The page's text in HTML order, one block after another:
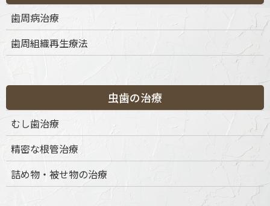
カ
テ
歯周病治療
歯周組織再生療法
虫歯の治療
むし歯治療
精密な根管治療
詰め物・被せ物の治療